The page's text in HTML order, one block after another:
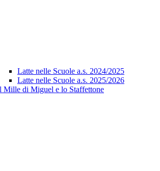
Latte nelle Scuole a.s. 2024/2025
Latte nelle Scuole a.s. 2025/2026
Mille di Miguel e lo Staffettone